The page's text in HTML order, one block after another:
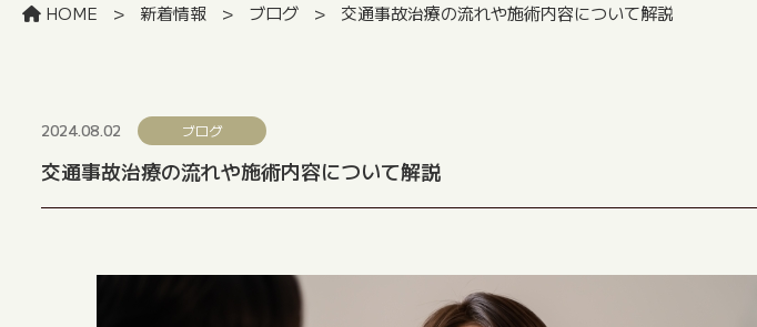
HOME > 新着情報 > ブログ > 交通事故治療の流れや施術内容について解説
2024.08.02 ブログ
交通事故治療の流れや施術内容について解説